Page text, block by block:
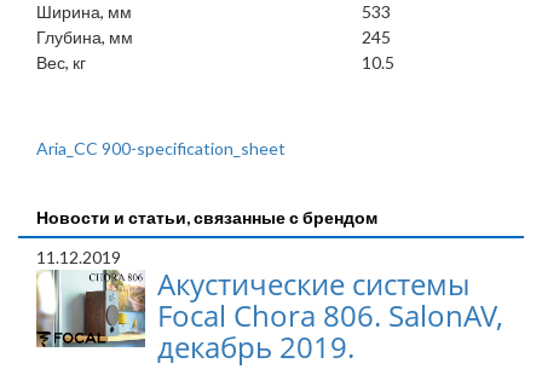
Ширина, мм
533
Глубина, мм
245
Вес, кг
10.5
Aria_CC 900-specification_sheet
Новости и статьи, связанные с брендом
11.12.2019
Акустические системы
Focal Chora 806. SalonAV,
декабрь 2019.